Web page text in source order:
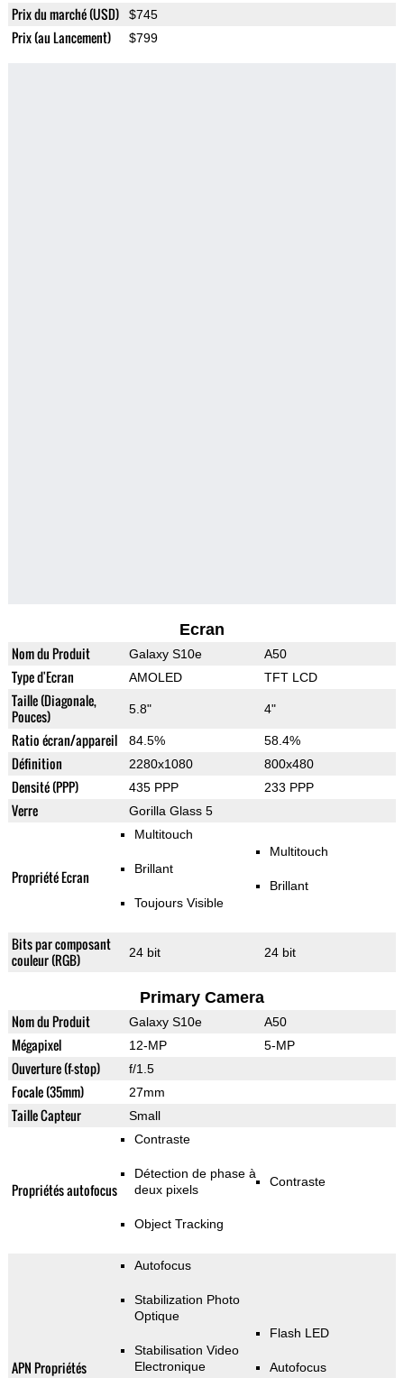
Prix du marché (USD) $745
Prix (au Lancement) $799
Ecran
Nom du Produit Galaxy S10e A50
Type d'Ecran AMOLED TFT LCD
Taille (Diagonale,
Pouces)
5.8" 4"
Ratio écran/appareil 84.5% 58.4%
Définition 2280x1080 800x480
Densité (PPP) 435 PPP 233 PPP
Verre Gorilla Glass 5
Propriété Ecran
Multitouch
Brillant
Toujours Visible
Multitouch
Brillant
Bits par composant
couleur (RGB)
24 bit 24 bit
Primary Camera
Nom du Produit Galaxy S10e A50
Mégapixel 12-MP 5-MP
Ouverture (f-stop) f/1.5
Focale (35mm) 27mm
Taille Capteur Small
Propriétés autofocus
Contraste
Détection de phase à
deux pixels
Object Tracking
Contraste
APN Propriétés
Autofocus
Stabilization Photo
Optique
Stabilisation Video
Electronique
Flash LED
Autofocus